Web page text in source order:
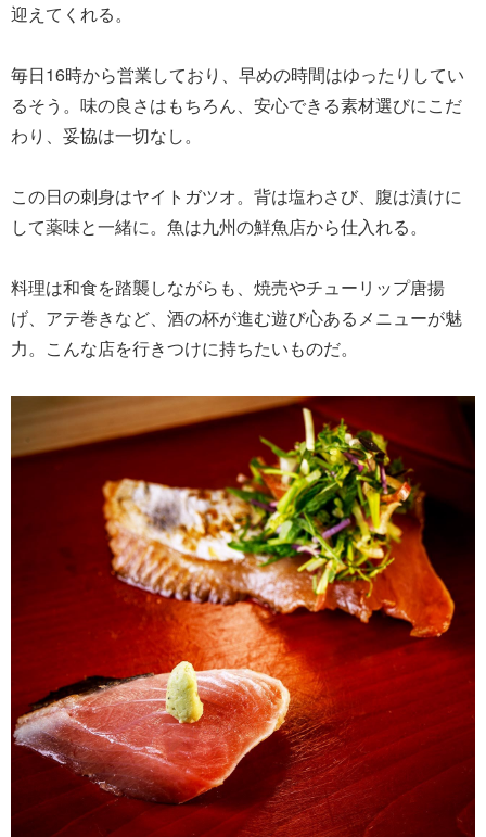
迎えてくれる。
毎日16時から営業しており、早めの時間はゆったりしてい
るそう。味の良さはもちろん、安心できる素材選びにこだ
わり、妥協は一切なし。
この日の刺身はヤイトガツオ。背は塩わさび、腹は漬けに
して薬味と一緒に。魚は九州の鮮魚店から仕入れる。
料理は和食を踏襲しながらも、焼売やチューリップ唐揚
げ、アテ巻きなど、酒の杯が進む遊び心あるメニューが魅
力。こんな店を行きつけに持ちたいものだ。